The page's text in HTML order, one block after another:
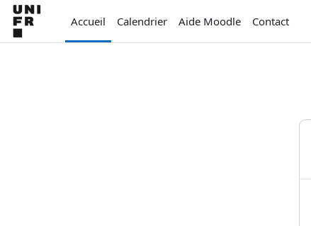
Passer au contenu principal
Accueil
Calendrier Aide Moodle Contact